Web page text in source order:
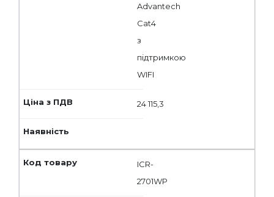
Advantech
Cat4
з
підтримкою
WIFI
24 115,3
ICR-
2701WP